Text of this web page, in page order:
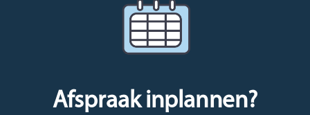
Afspraak inplannen?